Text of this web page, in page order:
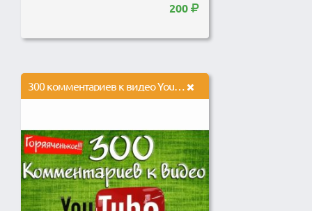
200
300 комментариев к видео YouTube